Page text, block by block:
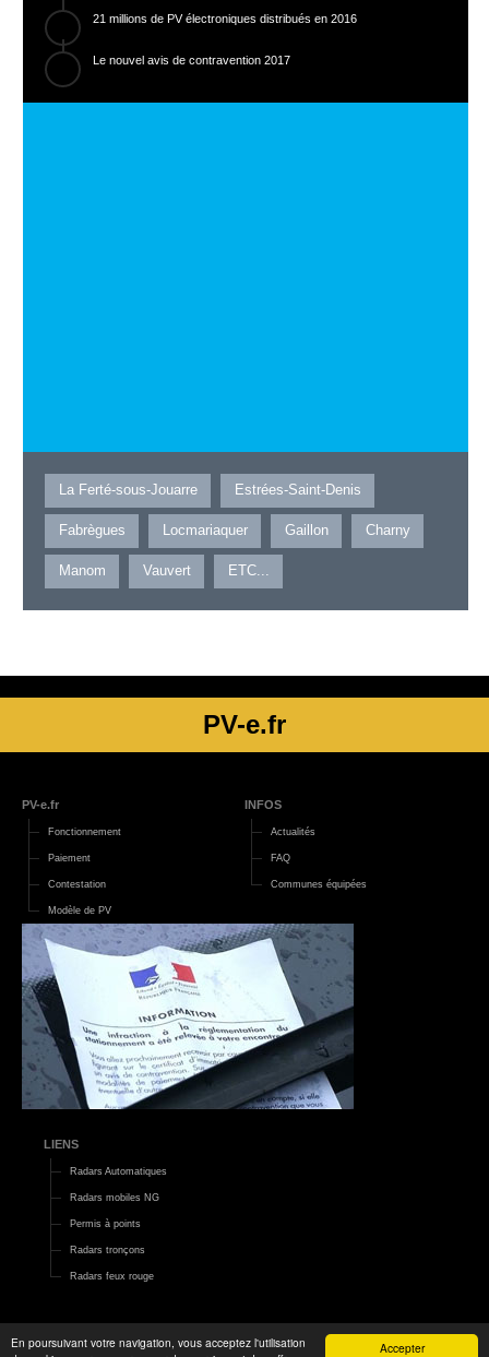
Accepter
En poursuivant votre navigation, vous acceptez l'utilisation
21 millions de PV électroniques distribués en 2016
Le nouvel avis de contravention 2017
La Ferté-sous-Jouarre Estrées-Saint-Denis
Fabrègues Locmariaquer Gaillon Charny
Manom Vauvert ETC...
PV-e.fr
PV-e.fr
Fonctionnement
Paiement
Contestation
Modèle de PV
INFOS
Actualités
FAQ
Communes équipées
LIENS
Radars Automatiques
Radars mobiles NG
Permis à points
Radars tronçons
Radars feux rouge